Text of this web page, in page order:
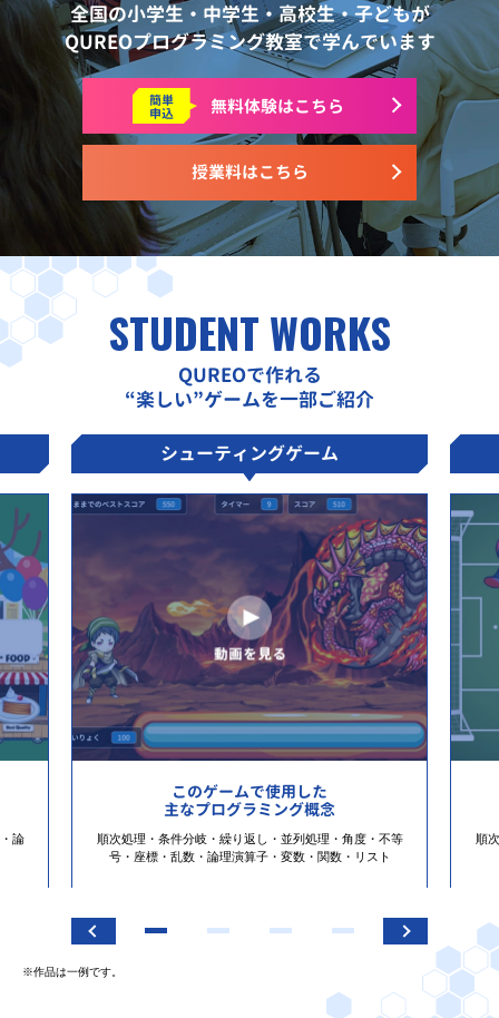
全国の小学生・中学生・高校生・子どもが
QUREOプログラミング教室で学んでいます
授業料はこちら
簡単
申込 無料体験はこちら
STUDENT WORKS
QUREOで作れる
“楽しい”ゲームを一部ご紹介
論
シューティングゲーム
このゲームで使用した
主なプログラミング概念
順次処理・条件分岐・繰り返し・並列処理・角度・不等
号・座標・乱数・論理演算子・変数・関数・リスト
順
※作品は一例です。